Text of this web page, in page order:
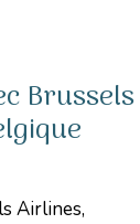
Brussels
Airlines,